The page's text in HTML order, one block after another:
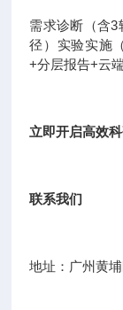
需求诊断（含3
径）实验实施
+分层报告+云
立即开启高效
联系我们
地址：广州黄